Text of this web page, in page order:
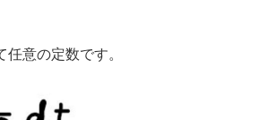
任意の定数です。